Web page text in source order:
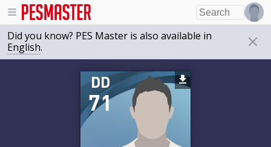
Did you know? PES Master is also available in
English.
71
DD